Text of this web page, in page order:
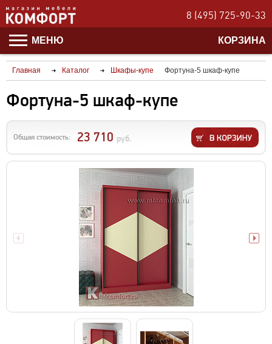
8 (495) 725-90-33
МЕНЮ КОРЗИНА
Главная Каталог Шкафы-купе Фортуна-5 шкаф-купе
Фортуна-5 шкаф-купе
Общая стоимость: 23 710 руб.